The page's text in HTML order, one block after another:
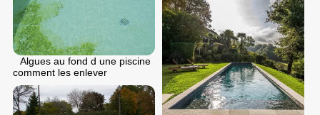
Algues au fond d une piscine
comment les enlever